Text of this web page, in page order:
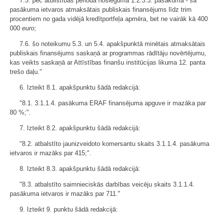
pasākuma ietvaros atmaksātais publiskais finansējums līdz trim
procentiem no gada vidējā kredītportfeļa apmēra, bet ne vairāk kā 400
000 euro;
7.6. šo noteikumu 5.3. un 5.4. apakšpunktā minētais atmaksātais
publiskais finansējums saskaņā ar programmas rādītāju novērtējumu,
kas veikts saskaņā ar Attīstības finanšu institūcijas likuma 12. panta
trešo daļu."
6. Izteikt 8.1. apakšpunktu šādā redakcijā:
"8.1. 3.1.1.4. pasākuma ERAF finansējuma apguve ir mazāka par
80 %;".
7. Izteikt 8.2. apakšpunktu šādā redakcijā:
"8.2. atbalstīto jaunizveidoto komersantu skaits 3.1.1.4. pasākuma
ietvaros ir mazāks par 415;".
8. Izteikt 8.3. apakšpunktu šādā redakcijā:
"8.3. atbalstīto saimnieciskās darbības veicēju skaits 3.1.1.4.
pasākuma ietvaros ir mazāks par 711."
9. Izteikt 9. punktu šādā redakcijā: